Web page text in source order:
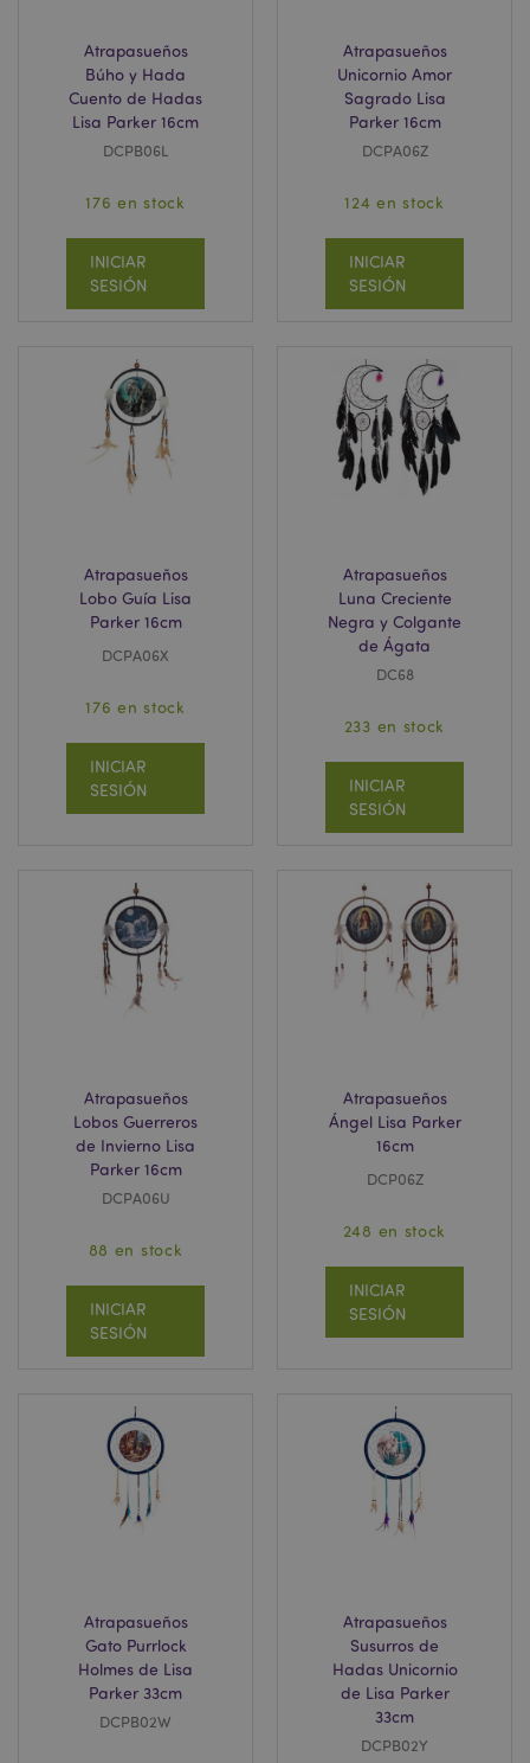
Atrapasueños
Búho y Hada
Cuento de Hadas
Lisa Parker 16cm
DCPB06L
176 en stock
INICIAR
SESIÓN
Atrapasueños
Unicornio Amor
Sagrado Lisa
Parker 16cm
DCPA06Z
124 en stock
INICIAR
SESIÓN
Atrapasueños
Lobo Guía Lisa
Parker 16cm
DCPA06X
176 en stock
INICIAR
SESIÓN
Atrapasueños
Luna Creciente
Negra y Colgante
de Ágata
DC68
233 en stock
INICIAR
SESIÓN
Atrapasueños
Lobos Guerreros
de Invierno Lisa
Parker 16cm
DCPA06U
88 en stock
INICIAR
SESIÓN
Atrapasueños
Ángel Lisa Parker
16cm
DCP06Z
248 en stock
INICIAR
SESIÓN
Atrapasueños
Gato Purrlock
Holmes de Lisa
Parker 33cm
DCPB02W
Atrapasueños
Susurros de
Hadas Unicornio
de Lisa Parker
33cm
DCPB02Y